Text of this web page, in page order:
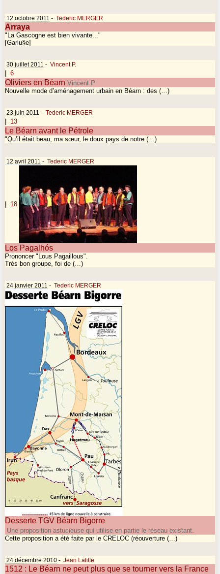
12 octobre 2011 - Tederic MERGER
Arraya
"La Gascogne est bien vivante..."
[Garlu§e]
30 juillet 2011 - Vincent P.
6
Oliviers en Béarn Vincent.P
Nouvelle mode d’aménagement urbain en Béarn : des (…)
23 juin 2011 - Tederic MERGER
13
Le Béarn avant le Pétrole
"Qu’il était beau, ma sœur, le doux pays de notre (…)
12 avril 2011 - Tederic MERGER
| 18
Los Pagalhós
Prononcer "Lous Pagaillous".
Très bon groupe, foi de (…)
24 janvier 2011 - Tederic MERGER
Desserte TGV Béarn Bigorre
Une proposition astucieuse qui utilise en partie le réseau existant.
Cette proposition a été faite par le CRELOC (réouverture (…)
24 décembre 2010 - Jean Lafitte
1512 : Le Béarn ne peut plus que se tourner vers la France